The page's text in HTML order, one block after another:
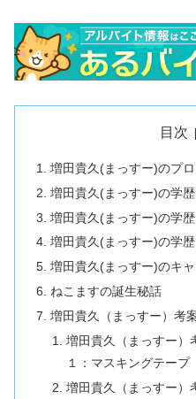
目次
増田貴久(まっすー)のプ
増田貴久(まっすー)の学
増田貴久(まっすー)の学
増田貴久(まっすー)の学
増田貴久(まっすー)のキ
ねこますの誕生秘話
増田貴久（まっすー）考
増田貴久（まっすー）
１：マスキングテープ
増田貴久（まっすー）